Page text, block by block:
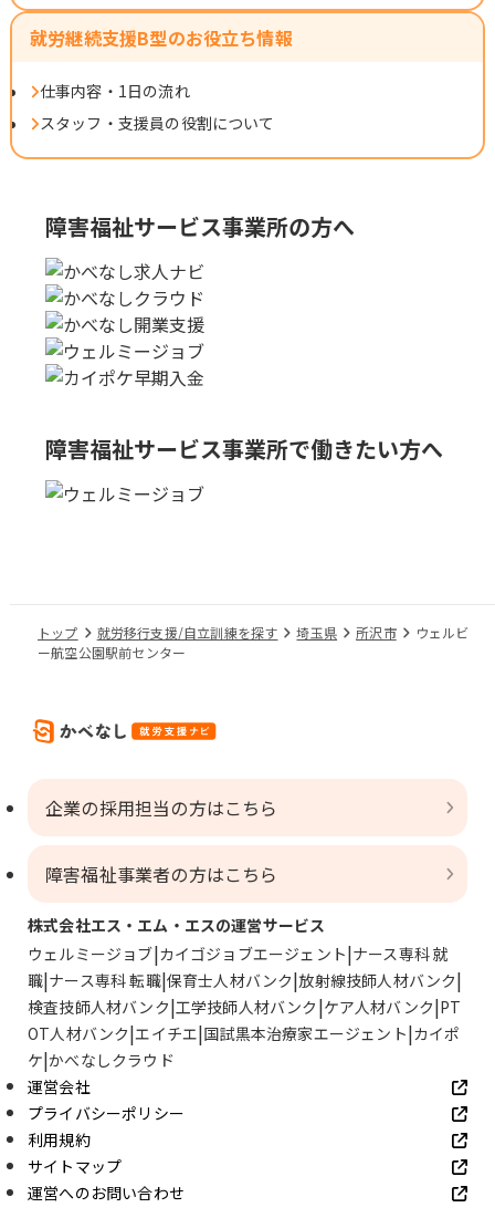
就労継続支援B型のお役立ち情報
仕事内容・1日の流れ
スタッフ・支援員の役割について
障害福祉サービス事業所の方へ
障害福祉サービス事業所で働きたい方へ
トップ 就労移行支援/自立訓練を探す 埼玉県 所沢市
ウェルビ
ー航空公園駅前センター
企業の採用担当の方はこちら
障害福祉事業者の方はこちら
株式会社エス・エム・エスの運営サービス
ウェルミージョブ カイゴジョブエージェント ナース専科 就
職 ナース専科 転職 保育士人材バンク 放射線技師人材バンク
検査技師人材バンク 工学技師人材バンク ケア人材バンク PT
OT人材バンク エイチエ 国試黒本治療家エージェント カイポ
ケ かべなしクラウド
運営会社
プライバシーポリシー
利用規約
サイトマップ
運営へのお問い合わせ